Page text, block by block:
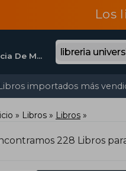
Los
Provincia De Madrid
importados más
Libros Libros
228 Libros